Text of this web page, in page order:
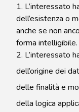
1. L’interessato
dell’esistenza o
anche se non
forma intelligibile.
2. L’interessato
dell’origine dei
delle finalità e
della logica